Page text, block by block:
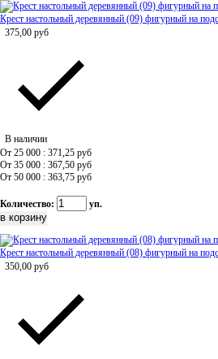
Крест настольный деревянный (09) фигурный на
375,00 руб
В наличии
От 25 000 : 371,25 руб
От 35 000 : 367,50 руб
От 50 000 : 363,75 руб
Количество: уп.
Крест настольный деревянный (08) фигурный на
350,00 руб